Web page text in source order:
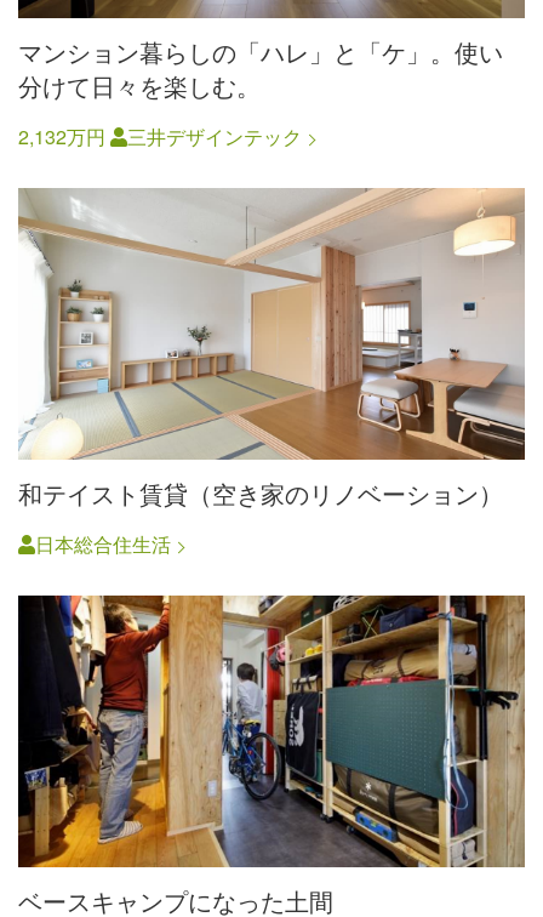
マンション暮らしの「ハレ」と「ケ」。使い
分けて日々を楽しむ。
2,132万円 三井デザインテック
和テイスト賃貸（空き家のリノベーション）
日本総合住生活
ベースキャンプになった土間